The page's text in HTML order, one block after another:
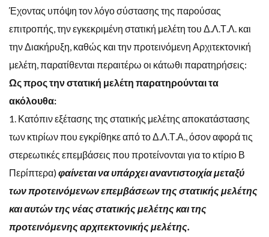
Έχοντας υπόψη τον λόγο σύστασης της παρούσας
επιτροπής, την εγκεκριμένη στατική μελέτη του Δ.Λ.Τ.Λ. και
την Διακήρυξη, καθώς και την προτεινόμενη Αρχιτεκτονική
μελέτη, παρατίθενται περαιτέρω οι κάτωθι παρατηρήσεις:
Ως προς την στατική μελέτη παρατηρούνται τα
ακόλουθα:
1. Κατόπιν εξέτασης της στατικής μελέτης αποκατάστασης
των κτιρίων που εγκρίθηκε από το Δ.Λ.Τ.Α., όσον αφορά τις
στερεωτικές επεμβάσεις που προτείνονται για το κτίριο Β
Περίπτερα)φαίνεται να υπάρχει αναντιστοιχία μεταξύ
των προτεινόμενων επεμβάσεων της στατικής μελέτης
και αυτών της νέας στατικής μελέτης και της
προτεινόμενης αρχιτεκτονικής μελέτης.